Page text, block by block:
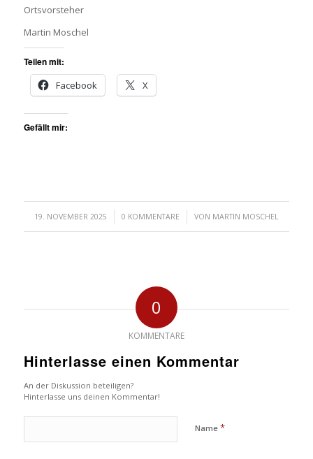
Ortsvorsteher
Martin Moschel
Teilen mit:
Facebook
X
Gefällt mir:
19. NOVEMBER 2025
/ 0 KOMMENTARE
/ VON MARTIN MOSCHEL
0
KOMMENTARE
Hinterlasse einen Kommentar
An der Diskussion beteiligen?
Hinterlasse uns deinen Kommentar!
Name *